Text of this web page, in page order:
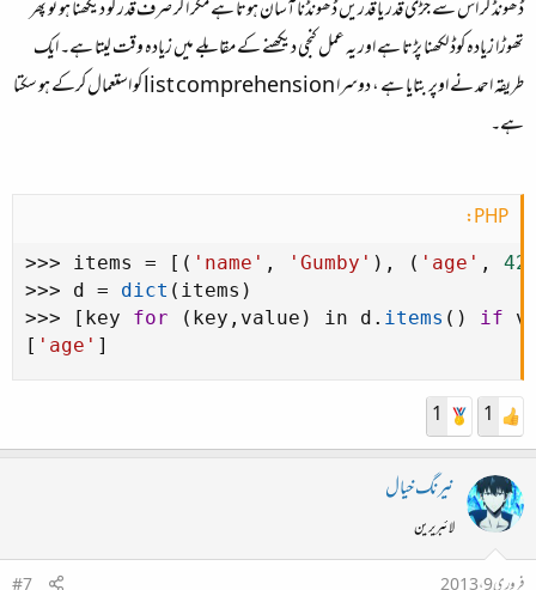
ڈھونڈ کر اس سے جڑی قدر یا قدریں ڈھونڈنا آسان ہوتا ہے مگر اگر صرف قدر کو دیکھنا ہو تو پھر
تھوڑا زیادہ کوڈ لکھنا پڑتا ہے اور یہ عمل کنجی دیکھنے کے مقابلے میں زیادہ وقت لیتا ہے۔ ایک
طریقہ احمد نے اوپر بتایا ہے ، دوسرا list comprehension کو استعمال کرکے ہو سکتا
ہے۔
PHP:
>>> items = [ ( 'name' , 'Gumby' ) , ( 'age' , 42
>>> d = dict ( items )
>>> [ key for ( key , value ) in d . items ( ) if
[ 'age' ]
1
1
نیرنگ خیال
لائبریرین